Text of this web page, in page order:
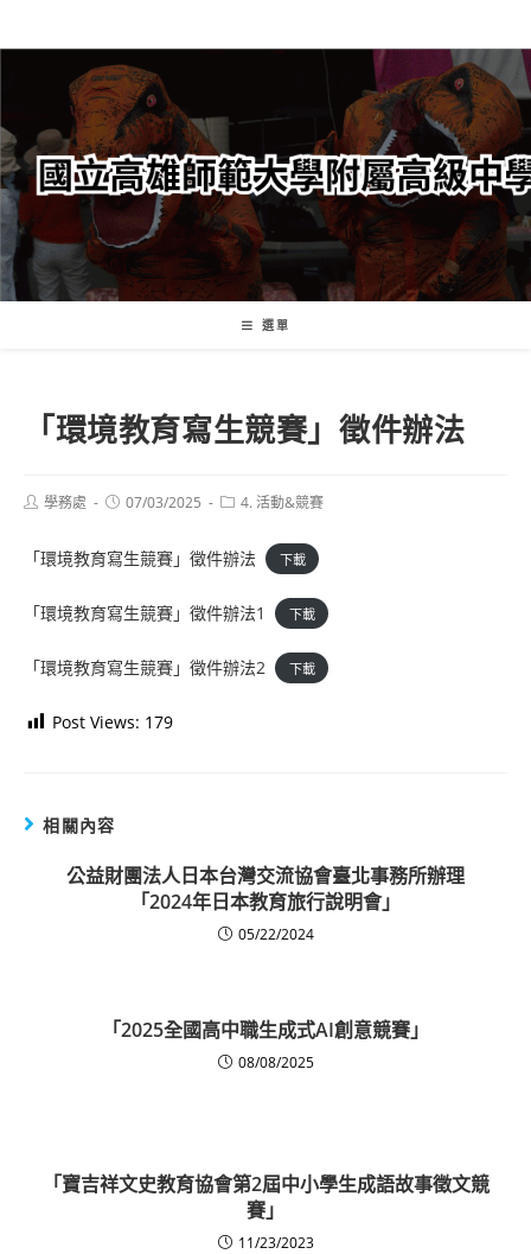
轉
要
內
容
選單
「環境教育寫生競賽」徵件辦法
Post學務處
Post07/03/2025
Post4. 活動&競賽
「環境教育寫生競賽」徵件辦法 下載
「環境教育寫生競賽」徵件辦法1 下載
「環境教育寫生競賽」徵件辦法2 下載
Post Views: 179
相關內容
公益財團法人日本台灣交流協會臺北事務所辦理
「2024年日本教育旅行說明會」
05/22/2024
「2025全國高中職生成式AI創意競賽」
08/08/2025
「寶吉祥文史教育協會第2屆中小學生成語故事徵文競
賽」
11/23/2023